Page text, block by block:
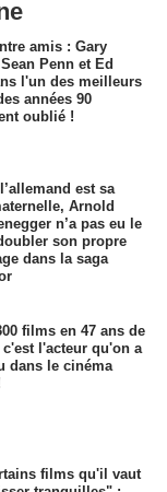
amis : Gary
Penn et Ed
l'un des meilleurs
années 90
oublié !
est sa
Arnold
n’a pas eu le
son propre
dans la saga
films en 47 ans de
l'acteur qu'on a
dans le cinéma
films qu'il vaut